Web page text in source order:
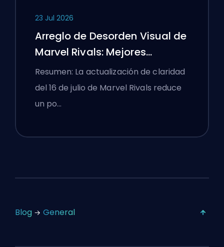
23 Jul 2026
Arreglo de Desorden Visual de
Marvel Rivals: Mejores
Configuraciones
Competitivas Después del
Parche del 16 de Julio
Resumen: La actualización de claridad
del 16 de julio de Marvel Rivals reduce
un po…
Blog General